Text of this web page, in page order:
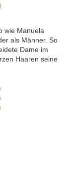
wie Manuela
als Männer. So
Dame im
Haaren seine